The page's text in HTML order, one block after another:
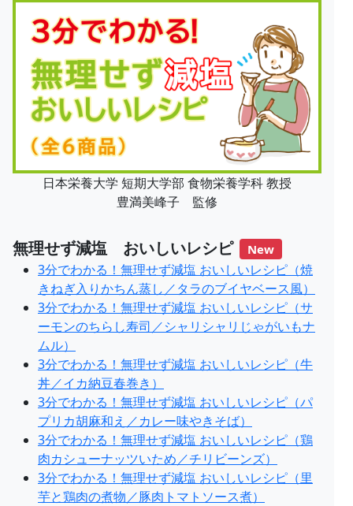
日本栄養大学 短期大学部 食物栄養学科 教授
豊満美峰子 監修
無理せず減塩 おいしいレシピ New
3分でわかる！無理せず減塩 おいしいレシピ（焼
きねぎ入りかちん蒸し／タラのブイヤベース風）
3分でわかる！無理せず減塩 おいしいレシピ（サ
ーモンのちらし寿司／シャリシャリじゃがいもナ
ムル）
3分でわかる！無理せず減塩 おいしいレシピ（牛
丼／イカ納豆春巻き）
3分でわかる！無理せず減塩 おいしいレシピ（パ
プリカ胡麻和え／カレー味やきそば）
3分でわかる！無理せず減塩 おいしいレシピ（鶏
肉カシューナッツいため／チリビーンズ）
3分でわかる！無理せず減塩 おいしいレシピ（里
芋と鶏肉の煮物／豚肉トマトソース煮）